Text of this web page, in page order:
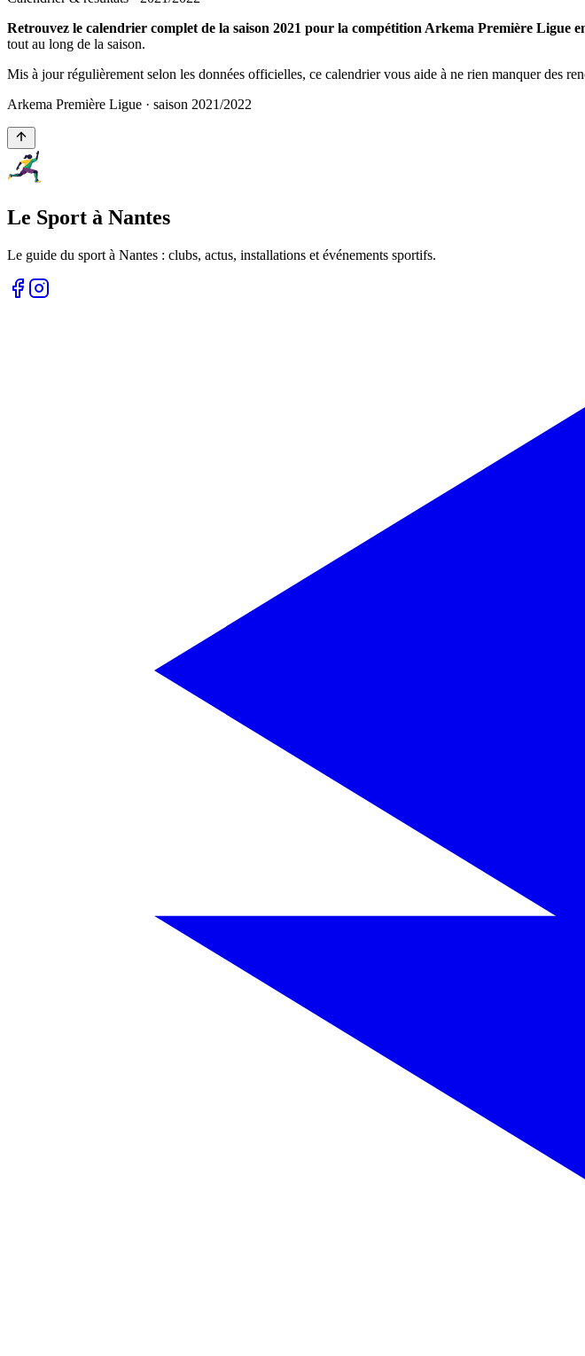
Retrouvez le calendrier complet de la saison 2021 pour la compétition Arkema Première Ligue
tout au long de la saison.
Mis à jour régulièrement selon les données officielles, ce calendrier vous aide à ne rien manquer des
Arkema Première Ligue · saison 2021/2022
Le Sport à Nantes
Le guide du sport à Nantes : clubs, actus, installations et événements sportifs.